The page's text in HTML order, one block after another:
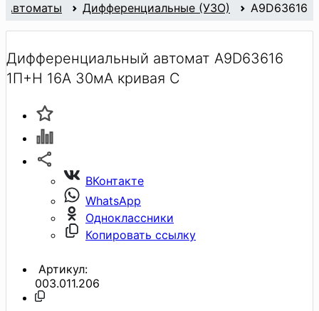
Автоматы Дифференциальные (УЗО) A9D63616
Дифференциальный автомат A9D63616
1П+Н 16А 30мА кривая С
ВКонтакте
WhatsApp
Одноклассники
Копировать ссылку
Артикул:
003.011.206